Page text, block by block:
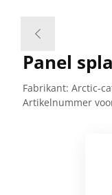
Panel
Fabrikant: Arctic-
Artikelnummer